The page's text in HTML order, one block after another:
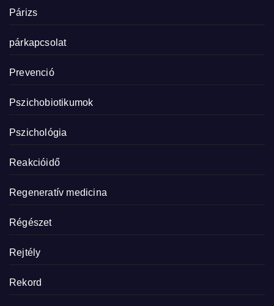
Párizs
párkapcsolat
Prevenció
Pszichobiotikumok
Pszichológia
Reakcióidő
Regeneratív medicina
Régészet
Rejtély
Rekord